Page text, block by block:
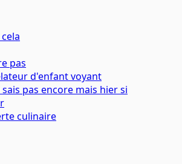
pas
d'enfant voyant
pas encore mais hier si
culinaire